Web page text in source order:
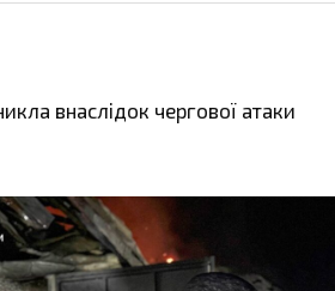
внаслідок чергової атаки